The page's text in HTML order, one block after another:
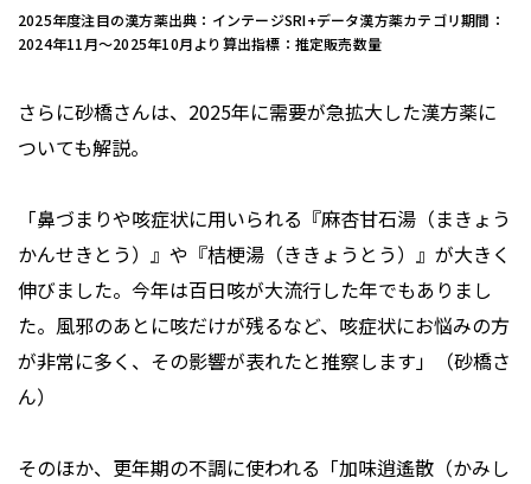
2025年度注目の漢方薬出典：インテージSRI+データ漢方薬カテゴリ期間：
2024年11月～2025年10月より算出指標：推定販売数量
さらに砂橋さんは、2025年に需要が急拡大した漢方薬に
ついても解説。
「鼻づまりや咳症状に用いられる『麻杏甘石湯（まきょう
かんせきとう）』や『桔梗湯（ききょうとう）』が大きく
伸びました。今年は百日咳が大流行した年でもありまし
た。風邪のあとに咳だけが残るなど、咳症状にお悩みの方
が非常に多く、その影響が表れたと推察します」（砂橋さ
ん）
そのほか、更年期の不調に使われる「加味逍遙散（かみし